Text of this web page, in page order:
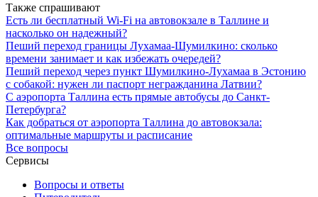
Также спрашивают
Есть ли бесплатный Wi-Fi на автовокзале в Таллине и
насколько он надежный?
Пеший переход границы Лухамаа-Шумилкино: сколько
времени занимает и как избежать очередей?
Пеший переход через пункт Шумилкино-Лухамаа в Эстонию
с собакой: нужен ли паспорт негражданина Латвии?
С аэропорта Таллина есть прямые автобусы до Санкт-
Петербурга?
Как добраться от аэропорта Таллина до автовокзала:
оптимальные маршруты и расписание
Все вопросы
Сервисы
Вопросы и ответы